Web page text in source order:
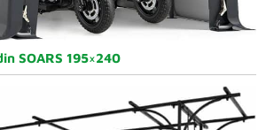
efficace, préserve
les cellules et
vie de la batterie ; 2.
dans un endroit frais
et sec, à l’abri des
SOARS 195×240